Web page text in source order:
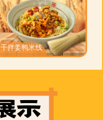
干拌姜鸭米线